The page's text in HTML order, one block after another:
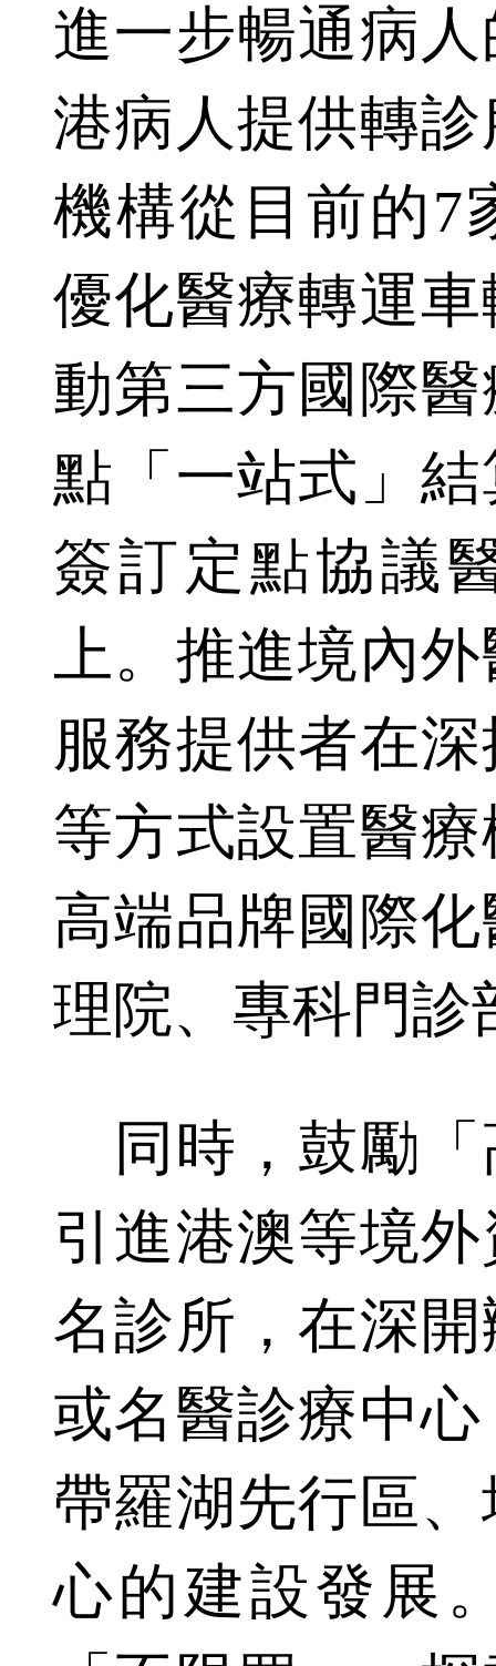
進一步暢通病
港病人提供轉
機構從目前的7
優化醫療轉運
動第三方國際
點「一站式」
簽訂定點協議
上。推進境內
服務提供者在
等方式設置醫
高端品牌國際
理院、專科門診
同時，鼓勵「
引進港澳等境
名診所，在深
或名醫診療中
帶羅湖先行區
心的建設發展